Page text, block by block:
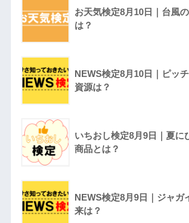
お天気検定8月10日｜台風
は？
NEWS検定8月10日｜ピッ
資源は？
いちおし検定8月9日｜夏に
商品とは？
NEWS検定8月9日｜ジャガ
来は？